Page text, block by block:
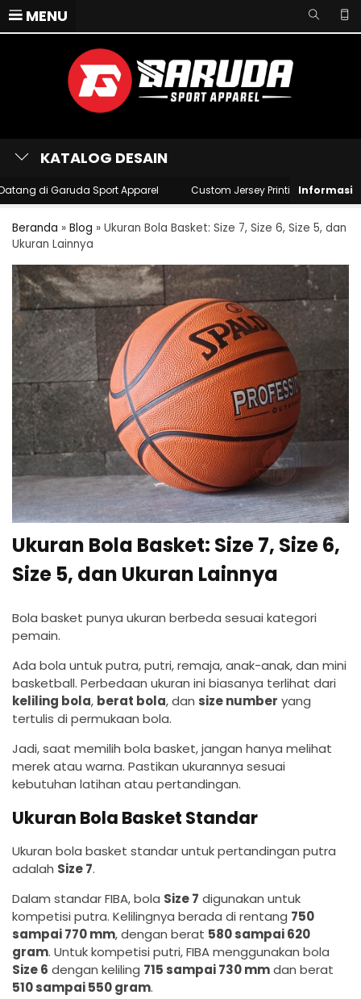
MENU
KATALOG DESAIN
di Garuda Sport Apparel Custom Jersey Printing
Beranda » Blog » Ukuran Bola Basket: Size 7, Size 6, Size 5, dan
Ukuran Lainnya
Ukuran Bola Basket: Size 7, Size 6,
Size 5, dan Ukuran Lainnya
Bola basket punya ukuran berbeda sesuai kategori
pemain.
Ada bola untuk putra, putri, remaja, anak-anak, dan mini
basketball. Perbedaan ukuran ini biasanya terlihat dari
keliling bola, berat bola, dan size number yang
tertulis di permukaan bola.
Jadi, saat memilih bola basket, jangan hanya melihat
merek atau warna. Pastikan ukurannya sesuai
kebutuhan latihan atau pertandingan.
Ukuran Bola Basket Standar
Ukuran bola basket standar untuk pertandingan putra
adalah Size 7.
Dalam standar FIBA, bola Size 7 digunakan untuk
kompetisi putra. Kelilingnya berada di rentang 750
sampai 770 mm, dengan berat 580 sampai 620
gram. Untuk kompetisi putri, FIBA menggunakan bola
Size 6 dengan keliling 715 sampai 730 mmdan berat
510 sampai 550 gram.